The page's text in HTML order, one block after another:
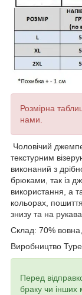
Розмірна
нами.
Чоловічий
текстурним
виконаний з
брюками, так із
використання, а
кольорах,
знизу та на
Склад: 70%
Виробництво
Перед
браку чи інших